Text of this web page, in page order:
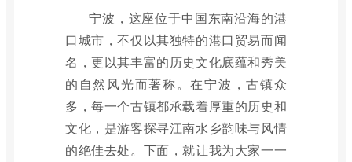
宁波，这座位于中国东南沿海的港
口城市，不仅以其独特的港口贸易而闻
名，更以其丰富的历史文化底蕴和秀美
的自然风光而著称。在宁波，古镇众
多，每一个古镇都承载着厚重的历史和
文化，是游客探寻江南水乡韵味与风情
的绝佳去处。下面，就让我为大家一一